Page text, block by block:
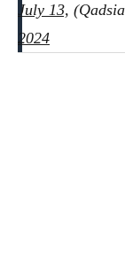
July 13,
2024